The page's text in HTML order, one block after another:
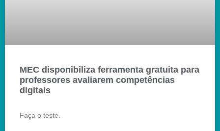
MEC disponibiliza ferramenta gratuita para
professores avaliarem competências
digitais
Faça o teste.